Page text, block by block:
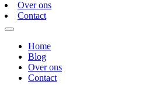
Over ons
Contact
Home
Blog
Over ons
Contact